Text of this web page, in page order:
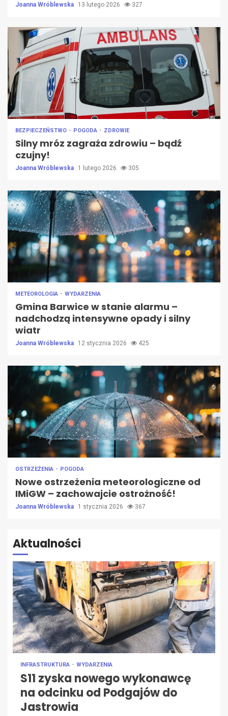
Joanna Wróblewska 13 lutego 2026 327
BEZPIECZEŃSTWO POGODA ZDROWIE
Silny mróz zagraża zdrowiu – bądź
czujny!
Joanna Wróblewska 1 lutego 2026 305
METEOROLOGIA WYDARZENIA
Gmina Barwice w stanie alarmu –
nadchodzą intensywne opady i silny
wiatr
Joanna Wróblewska 12 stycznia 2026 425
OSTRZEŻENIA POGODA
Nowe ostrzeżenia meteorologiczne od
IMiGW – zachowajcie ostrożność!
Joanna Wróblewska 1 stycznia 2026 367
Aktualności
INFRASTRUKTURA WYDARZENIA
S11 zyska nowego wykonawcę
na odcinku od Podgajów do
Jastrowia